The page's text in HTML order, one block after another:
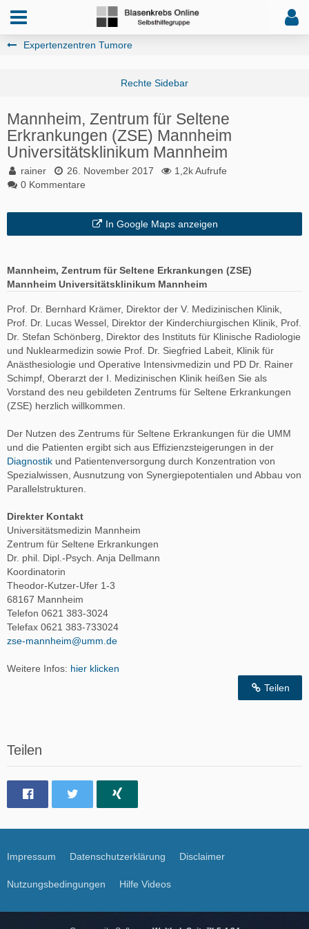
Expertenzentren Tumore
Mannheim, Zentrum für Seltene
Erkrankungen (ZSE) Mannheim
Universitätsklinikum Mannheim
rainer 26. November 2017
1,2k Aufrufe
0 Kommentare
In Google Maps anzeigen
Mannheim, Zentrum für Seltene Erkrankungen (ZSE)
Mannheim Universitätsklinikum Mannheim
Prof. Dr. Bernhard Krämer, Direktor der V. Medizinischen Klinik,
Prof. Dr. Lucas Wessel, Direktor der Kinderchiurgischen Klinik, Prof.
Dr. Stefan Schönberg, Direktor des Instituts für Klinische Radiologie
und Nuklearmedizin sowie Prof. Dr. Siegfried Labeit, Klinik für
Anästhesiologie und Operative Intensivmedizin und PD Dr. Rainer
Schimpf, Oberarzt der I. Medizinischen Klinik heißen Sie als
Vorstand des neu gebildeten Zentrums für Seltene Erkrankungen
(ZSE) herzlich willkommen.
Der Nutzen des Zentrums für Seltene Erkrankungen für die UMM
und die Patienten ergibt sich aus Effizienzsteigerungen in der
Diagnostik und Patientenversorgung durch Konzentration von
Spezialwissen, Ausnutzung von Synergiepotentialen und Abbau von
Parallelstrukturen.
Direkter Kontakt
Universitätsmedizin Mannheim
Zentrum für Seltene Erkrankungen
Dr. phil. Dipl.-Psych. Anja Dellmann
Koordinatorin
Theodor-Kutzer-Ufer 1-3
68167 Mannheim
Telefon 0621 383-3024
Telefax 0621 383-733024
zse-mannheim@umm.de
Weitere Infos: hier klicken
Teilen
Teilen
Impressum Datenschutzerklärung Disclaimer
Nutzungsbedingungen Hilfe Videos